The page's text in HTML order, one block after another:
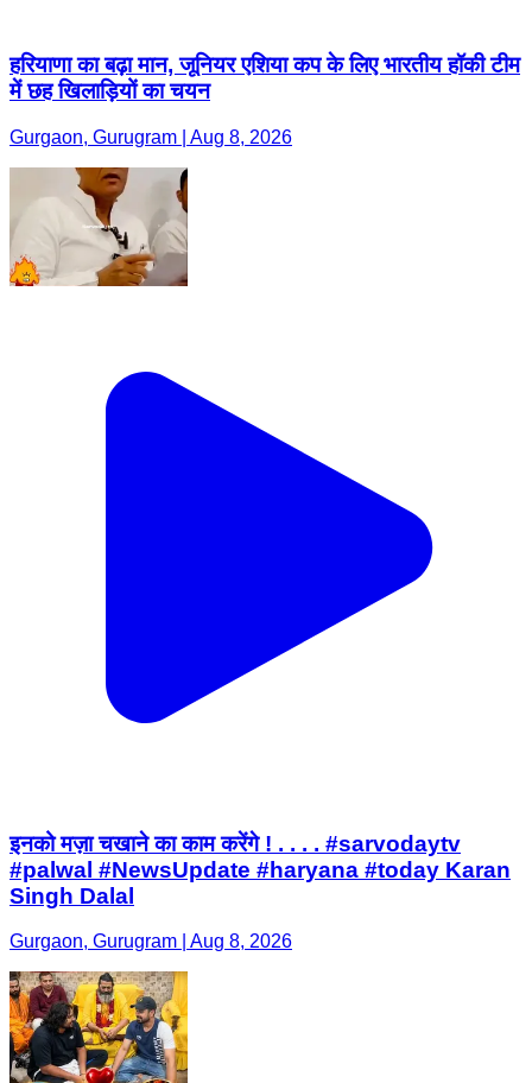
हरियाणा का बढ़ा मान, जूनियर एशिया कप के लिए भारतीय हॉकी टीम
में छह खिलाड़ियों का चयन
Gurgaon, Gurugram | Aug 8, 2026
इनको मज़ा चखाने का काम करेंगे ! . . . . #sarvodaytv
#palwal #NewsUpdate #haryana #today Karan
Singh Dalal
Gurgaon, Gurugram | Aug 8, 2026